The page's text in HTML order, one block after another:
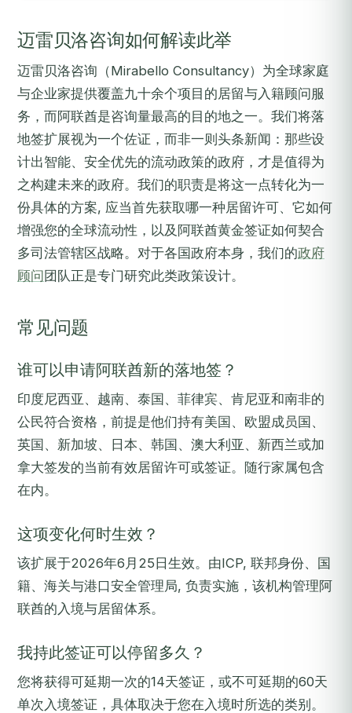
迈雷贝洛咨询如何解读此举
迈雷贝洛咨询（Mirabello Consultancy）为全球家庭
与企业家提供覆盖九十余个项目的居留与入籍顾问服
务，而阿联酋是咨询量最高的目的地之一。我们将落
地签扩展视为一个佐证，而非一则头条新闻：那些设
计出智能、安全优先的流动政策的政府，才是值得为
之构建未来的政府。我们的职责是将这一点转化为一
份具体的方案, 应当首先获取哪一种居留许可、它如何
增强您的全球流动性，以及阿联酋黄金签证如何契合
多司法管辖区战略。对于各国政府本身，我们的政府
顾问团队正是专门研究此类政策设计。
常见问题
谁可以申请阿联酋新的落地签？
印度尼西亚、越南、泰国、菲律宾、肯尼亚和南非的
公民符合资格，前提是他们持有美国、欧盟成员国、
英国、新加坡、日本、韩国、澳大利亚、新西兰或加
拿大签发的当前有效居留许可或签证。随行家属包含
在内。
这项变化何时生效？
该扩展于2026年6月25日生效。由ICP, 联邦身份、国
籍、海关与港口安全管理局, 负责实施，该机构管理阿
联酋的入境与居留体系。
我持此签证可以停留多久？
您将获得可延期一次的14天签证，或不可延期的60天
单次入境签证，具体取决于您在入境时所选的类别。